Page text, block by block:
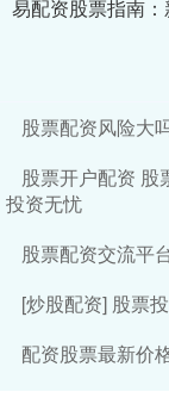
易配资股票指南
股票配资风险大
股票开户配资 股
投资无忧
股票配资交流平
[炒股配资] 股票
配资股票最新价